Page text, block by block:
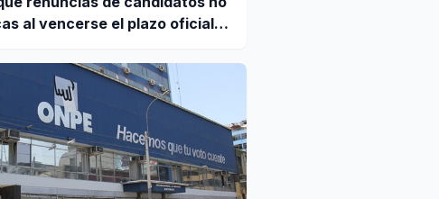
al vencerse el plazo oficial